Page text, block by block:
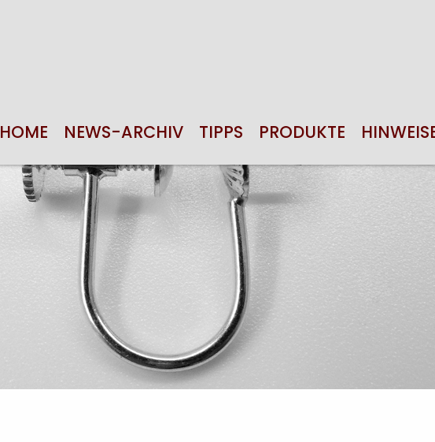
HOME NEWS-ARCHIV TIPPS PRODUKTE